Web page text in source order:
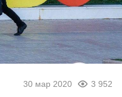
30 мар 2020 3 952